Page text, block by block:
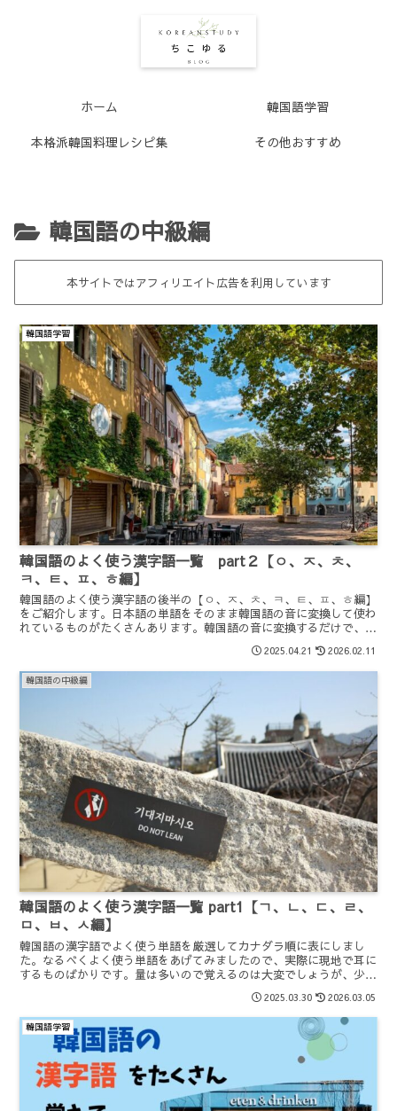
ホーム
韓国語学習
本格派韓国料理レシピ集
その他おすすめ
韓国語の中級編
本サイトではアフィリエイト広告を利用しています
韓国語学習
韓国語のよく使う漢字語一覧 part２【ㅇ、ㅈ、ㅊ、
ㅋ、ㅌ、ㅍ、ㅎ編】
韓国語のよく使う漢字語の後半の【ㅇ、ㅈ、ㅊ、ㅋ、ㅌ、ㅍ、ㅎ編】
をご紹介します。日本語の単語をそのまま韓国語の音に変換して使わ
れているものがたくさんあります。韓国語の音に変換するだけで、漢
字どうしを組み合わせれば他の漢字も読めてしまいます。よく使われ
るものを覚えてしっている単語量を増やしましょう。
2025.04.21 2026.02.11
韓国語の中級編
韓国語のよく使う漢字語一覧 part1【ㄱ、ㄴ、ㄷ、ㄹ、
ㅁ、ㅂ、ㅅ編】
韓国語の漢字語でよく使う単語を厳選してカナダラ順に表にしまし
た。なるべくよく使う単語をあげてみましたので、実際に現地で耳に
するものばかりです。量は多いので覚えるのは大変でしょうが、少し
ずつ頑張って覚えていきましょう。今回は“ㄱ,ㄴ,ㄷ,ㄹ,ㅁ,ㅂ,ㅅ”編
2025.03.30 2026.03.05
韓国語学習